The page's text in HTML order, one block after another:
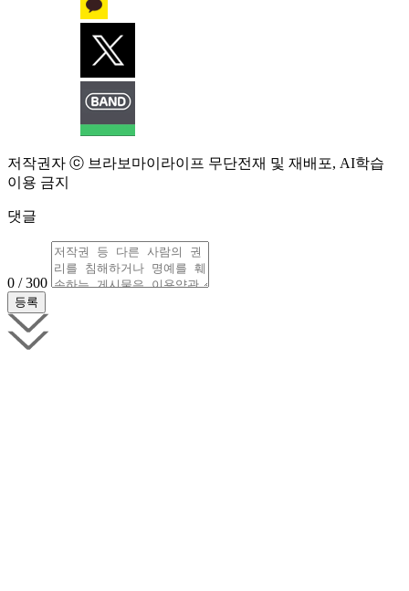
저작권자 ⓒ 브라보마이라이프 무단전재 및 재배포, AI학습
이용 금지
댓글
0 / 300